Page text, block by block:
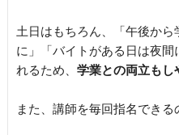
土日はもちろん、「午後か
に」「バイトがある日は夜
れるため、 学業との両立もし
また、講師を毎回指名できる